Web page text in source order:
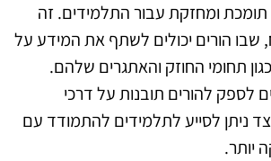
תומכת ומחזקת עבור התלמידים. זה
הורים יכולים לשתף את המידע על
תחומי החוזק והאתגרים שלהם.
לספק להורים תובנות על דרכי
ניתן לסייע לתלמידים להתמודד עם
יותר.